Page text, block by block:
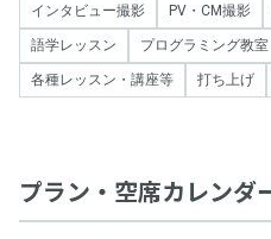
インタビュー撮影 PV・CM撮影
語学レッスン プログラミング教室
各種レッスン・講座等 打ち上げ
プラン・空席カレンダ